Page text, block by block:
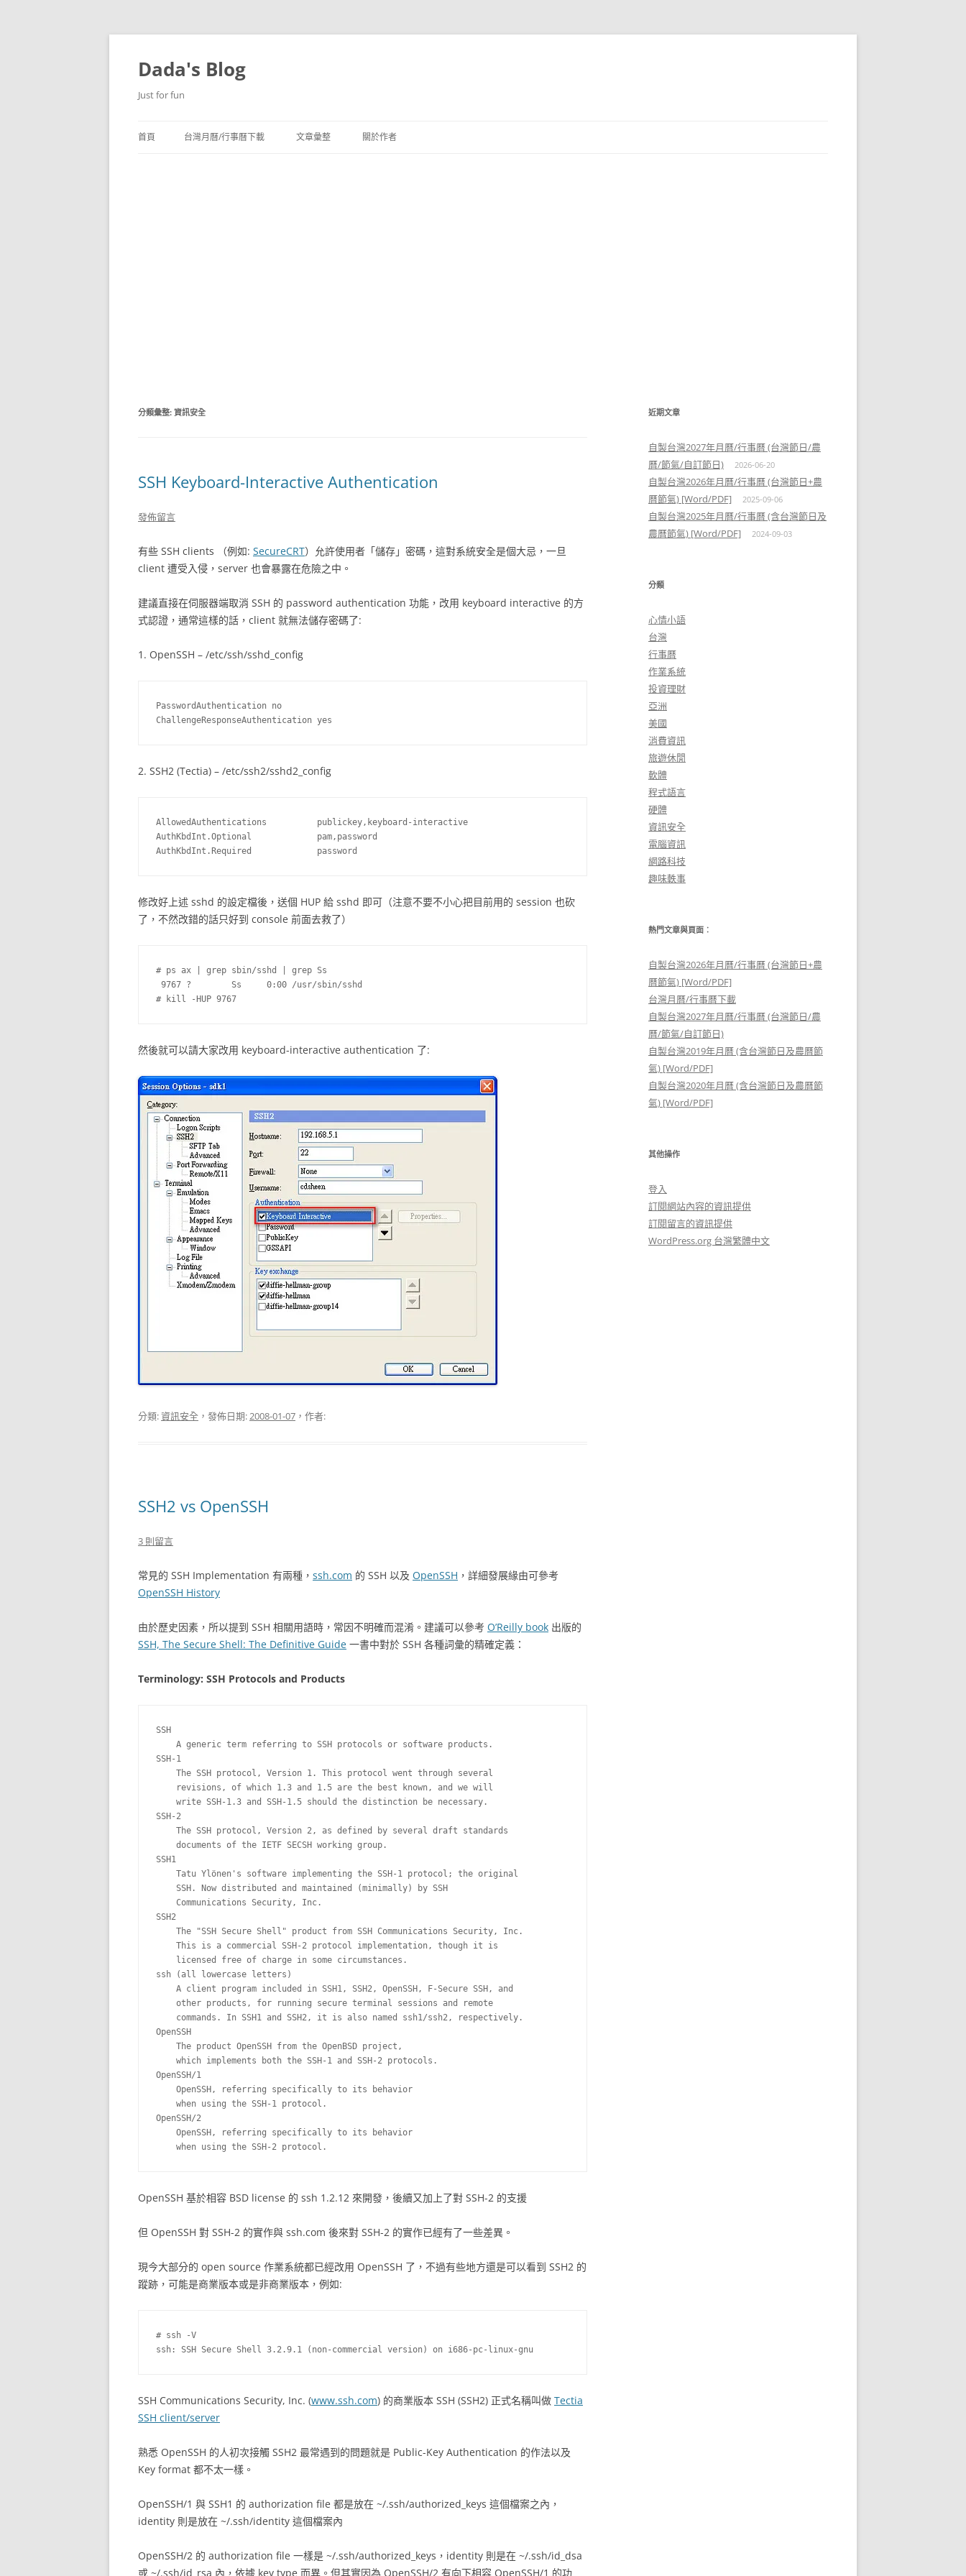
跳
要
內
容
Dada's Blog
Just for fun
首頁 台灣月曆/行事曆下載 文章彙整 關於作者
分類彙整: 資訊安全
SSH Keyboard-Interactive Authentication
發佈留言
有些 SSH clients （例如: SecureCRT）允許使用者「儲存」密碼，這對系統安全是個大忌，一旦
client 遭受入侵，server 也會暴露在危險之中。
建議直接在伺服器端取消 SSH 的 password authentication 功能，改用 keyboard interactive 的方
式認證，通常這樣的話，client 就無法儲存密碼了:
1. OpenSSH – /etc/ssh/sshd_config
PasswordAuthentication no
2. SSH2 (Tectia) – /etc/ssh2/sshd2_config
AllowedAuthentications          publickey,keyboard-interactive
AuthKbdInt.Optional             pam,password
修改好上述 sshd 的設定檔後，送個 HUP 給 sshd 即可（注意不要不小心把目前用的 session 也砍
了，不然改錯的話只好到 console 前面去救了）
# ps ax | grep sbin/sshd | grep Ss
9767 ?        Ss     0:00 /usr/sbin/sshd
然後就可以請大家改用 keyboard-interactive authentication 了:
分類:資訊安全 ，發佈日期:2008-01-07 ，作者:
SSH2 vs OpenSSH
3 則留言
常見的 SSH Implementation 有兩種， ssh.com 的 SSH 以及 OpenSSH ，詳細發展緣由可參考
OpenSSH History
由於歷史因素，所以提到 SSH 相關用語時，常因不明確而混淆。建議可以參考 O’Reilly book 出版的
SSH, The Secure Shell: The Definitive Guide 一書中對於 SSH 各種詞彙的精確定義：
Terminology: SSH Protocols and Products
SSH
    A generic term referring to SSH protocols or software products.
SSH-1
    The SSH protocol, Version 1. This protocol went through several
    revisions, of which 1.3 and 1.5 are the best known, and we will
    write SSH-1.3 and SSH-1.5 should the distinction be necessary.
SSH-2
    The SSH protocol, Version 2, as defined by several draft standards
    documents of the IETF SECSH working group.
SSH1
    Tatu Ylönen's software implementing the SSH-1 protocol; the original
    SSH. Now distributed and maintained (minimally) by SSH
    Communications Security, Inc.
SSH2
    The "SSH Secure Shell" product from SSH Communications Security, Inc.
    This is a commercial SSH-2 protocol implementation, though it is
    licensed free of charge in some circumstances.
ssh (all lowercase letters)
    A client program included in SSH1, SSH2, OpenSSH, F-Secure SSH, and
    other products, for running secure terminal sessions and remote
    commands. In SSH1 and SSH2, it is also named ssh1/ssh2, respectively.
OpenSSH
    The product OpenSSH from the OpenBSD project,
    which implements both the SSH-1 and SSH-2 protocols.
OpenSSH/1
    OpenSSH, referring specifically to its behavior
    when using the SSH-1 protocol.
OpenSSH/2
    OpenSSH, referring specifically to its behavior
OpenSSH 基於相容 BSD license 的 ssh 1.2.12 來開發，後續又加上了對 SSH-2 的支援
但 OpenSSH 對 SSH-2 的實作與 ssh.com 後來對 SSH-2 的實作已經有了一些差異。
現今大部分的 open source 作業系統都已經改用 OpenSSH 了，不過有些地方還是可以看到 SSH2 的
蹤跡，可能是商業版本或是非商業版本，例如:
# ssh -V
SSH Communications Security, Inc. (www.ssh.com) 的商業版本 SSH (SSH2) 正式名稱叫做 Tectia
SSH client/server
熟悉 OpenSSH 的人初次接觸 SSH2 最常遇到的問題就是 Public-Key Authentication 的作法以及
Key format 都不太一樣。
OpenSSH/1 與 SSH1 的 authorization file 都是放在 ~/.ssh/authorized_keys 這個檔案之內，
identity 則是放在 ~/.ssh/identity 這個檔案內
OpenSSH/2 的 authorization file 一樣是 ~/.ssh/authorized_keys，identity 則是在 ~/.ssh/id_dsa
或 ~/.ssh/id_rsa 內，依據 key type 而異。但其實因為 OpenSSH/2 有向下相容 OpenSSH/1 的功
近期文章
自製台灣2027年月曆/行事曆 (台灣節日/農
曆/節氣/自訂節日)
2026-06-20
自製台灣2026年月曆/行事曆 (台灣節日+農
曆節氣) [Word/PDF]
2025-09-06
自製台灣2025年月曆/行事曆 (含台灣節日及
農曆節氣) [Word/PDF]
2024-09-03
分類
心情小語
台灣
行事曆
作業系統
投資理財
亞洲
美國
消費資訊
旅遊休閒
軟體
程式語言
硬體
資訊安全
電腦資訊
網路科技
趣味軼事
熱門文章與頁面︰
自製台灣2026年月曆/行事曆 (台灣節日+農
曆節氣) [Word/PDF]
台灣月曆/行事曆下載
自製台灣2027年月曆/行事曆 (台灣節日/農
曆/節氣/自訂節日)
自製台灣2019年月曆 (含台灣節日及農曆節
氣) [Word/PDF]
自製台灣2020年月曆 (含台灣節日及農曆節
氣) [Word/PDF]
其他操作
登入
訂閱網站內容的資訊提供
訂閱留言的資訊提供
WordPress.org 台灣繁體中文